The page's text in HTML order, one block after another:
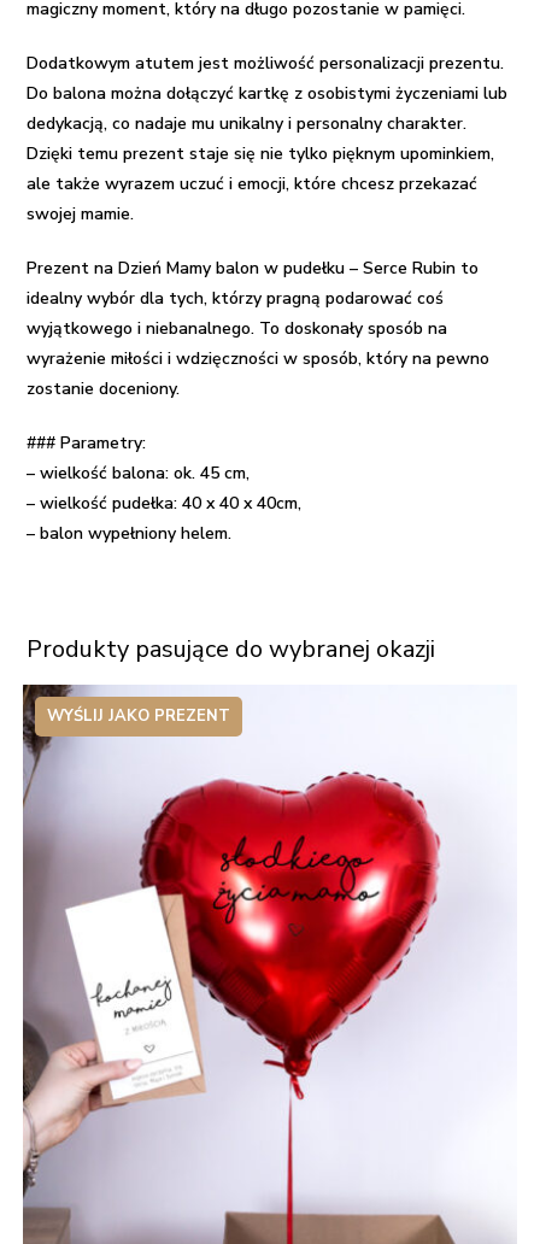
magiczny moment, który na długo pozostanie w pamięci.
Dodatkowym atutem jest możliwość personalizacji prezentu.
Do balona można dołączyć kartkę z osobistymi życzeniami lub
dedykacją, co nadaje mu unikalny i personalny charakter.
Dzięki temu prezent staje się nie tylko pięknym upominkiem,
ale także wyrazem uczuć i emocji, które chcesz przekazać
swojej mamie.
Prezent na Dzień Mamy balon w pudełku – Serce Rubin to
idealny wybór dla tych, którzy pragną podarować coś
wyjątkowego i niebanalnego. To doskonały sposób na
wyrażenie miłości i wdzięczności w sposób, który na pewno
zostanie doceniony.
### Parametry:
– wielkość balona: ok. 45 cm,
– wielkość pudełka: 40 x 40 x 40cm,
– balon wypełniony helem.
Produkty pasujące do wybranej okazji
WYŚLIJ JAKO PREZENT